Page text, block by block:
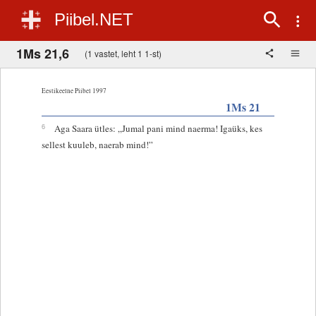
Piibel.NET
1Ms 21,6 (1 vastet, leht 1 1-st)
Eestikeelne Piibel 1997
1Ms 21
6
Aga Saara ütles: „Jumal pani mind naerma! Igaüks, kes
sellest kuuleb, naerab mind!”